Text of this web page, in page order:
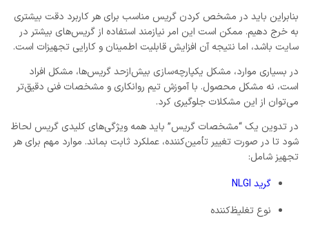
بنابراین باید در مشخص کردن گریس مناسب برای هر کاربرد دقت بیشتری
به خرج دهیم. ممکن است این امر نیازمند استفاده از گریس‌های بیشتر در
سایت باشد، اما نتیجه آن افزایش قابلیت اطمینان و کارایی تجهیزات است.
در بسیاری موارد، مشکل یکپارچه‌سازی بیش‌ازحد گریس‌ها، مشکل افراد
است، نه مشکل محصول. با آموزش تیم روانکاری و مشخصات فنی دقیق‌تر
می‌توان از این مشکلات جلوگیری کرد.
در تدوین یک “مشخصات گریس” باید همه ویژگی‌های کلیدی گریس لحاظ
شود تا در صورت تغییر تأمین‌کننده، عملکرد ثابت بماند. موارد مهم برای هر
تجهیز شامل:
گرید NLGI
نوع تغلیظ‌کننده